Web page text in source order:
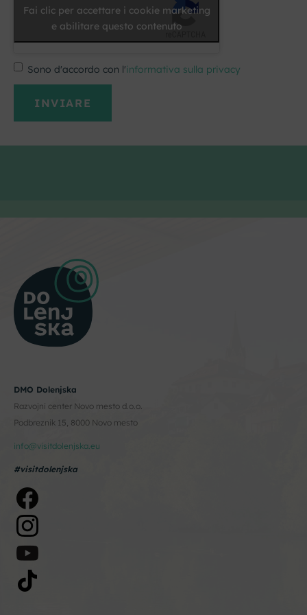
Fai clic per accettare i cookie marketing
e abilitare questo contenuto
Sono d'accordo con l'informativa sulla privacy
DMO Dolenjska
Razvojni center Novo mesto d.o.o.
Podbreznik 15, 8000 Novo mesto
info@visitdolenjska.eu
#visitdolenjska